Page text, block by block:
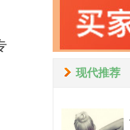
现代推荐